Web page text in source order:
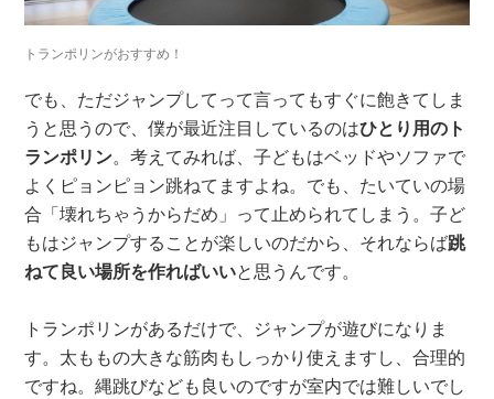
トランポリンがおすすめ！
でも、ただジャンプしてって言ってもすぐに飽きてしま
うと思うので、僕が最近注目しているのはひとり用のト
ランポリン。考えてみれば、子どもはベッドやソファで
よくピョンピョン跳ねてますよね。でも、たいていの場
合「壊れちゃうからだめ」って止められてしまう。子ど
もはジャンプすることが楽しいのだから、それならば跳
ねて良い場所を作ればいいと思うんです。
トランポリンがあるだけで、ジャンプが遊びになりま
す。太ももの大きな筋肉もしっかり使えますし、合理的
ですね。縄跳びなども良いのですが室内では難しいでし